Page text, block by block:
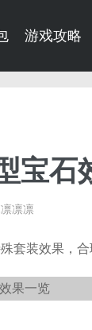
游戏攻略
宝石
凛凛
套装效果，合